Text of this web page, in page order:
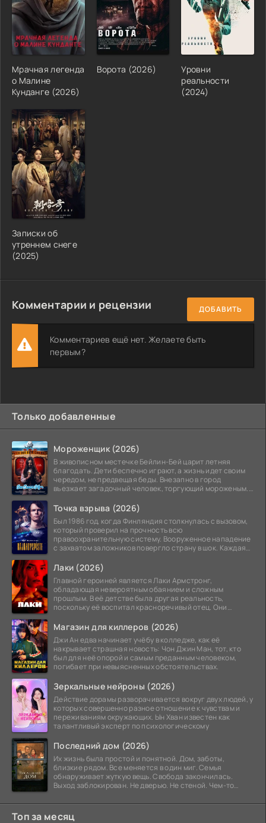
Мрачная легенда
о Малине
Кунданге (2026)
Ворота (2026)
Уровни
реальности
(2024)
Записки об
утреннем снеге
(2025)
Комментарии и рецензии ДОБАВИТЬ
Комментариев ещё нет. Желаете быть
первым?
Только добавленные
Мороженщик (2026)
В живописном местечке Бейлин-Бей царит летняя
благодать. Дети беспечно играют, а жизнь идет своим
чередом, не предвещая беды. Внезапно в город
въезжает загадочный человек, торгующий мороженым.
Точка взрыва (2026)
Был 1986 год, когда Финляндия столкнулась с вызовом,
который проверил на прочность всю
правоохранительную систему. Вооруженное нападение
с захватом заложников повергло страну в шок. Каждая
Лаки (2026)
Главной героиней является Лаки Армстронг,
обладающая невероятным обаянием и сложным
прошлым. В её детстве была другая реальность,
поскольку её воспитал красноречивый отец. Они
Магазин для киллеров (2026)
Джи Ан едва начинает учёбу в колледже, как её
накрывает страшная новость: Чон Джин Ман, тот, кто
был для неё опорой и самым преданным человеком,
погибает при невыясненных обстоятельствах.
Зеркальные нейроны (2026)
Действие дорамы разворачивается вокруг двух людей, у
которых совершенно разное отношение к чувствам и
переживаниям окружающих. Ын Хван известен как
талантливый эксперт по психологическому
Последний дом (2026)
Их жизнь была простой и понятной. Дом, заботы,
близкие рядом. Все меняется в один миг. Семья
обнаруживает жуткую вещь. Свобода закончилась.
Выход заблокирован. Не дверью. Не стеной. Чем-то
Топ за месяц